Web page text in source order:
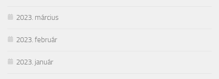
2023. március
2023. február
2023. január